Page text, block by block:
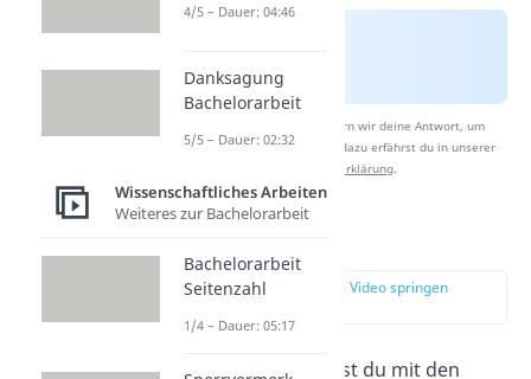
Nach Beantwortung speichern wir deine Antwort, um
Studyflix zu verbessern. Mehr dazu erfährst du in unserer
Datenschutzerklärung
zur Stelle im Video springen
Deine Reflexion leitest du mit den
4/5 – Dauer: 04:46
Danksagung
Bachelorarbeit
5/5 – Dauer: 02:32
Wissenschaftliches Arbeiten
Weiteres zur Bachelorarbeit
Bachelorarbeit
Seitenzahl
1/4 – Dauer: 05:17